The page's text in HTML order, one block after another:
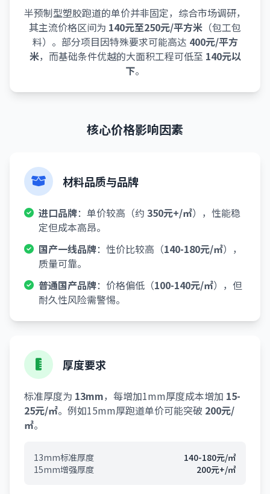
半预制型塑胶跑道的单价并非固定，综合市场调研，
其主流价格区间为 140元至250元/平方米 （包工包
料）。部分项目因特殊要求可能高达 400元/平方
米，而基础条件优越的大面积工程可低至 140元以
下。
核心价格影响因素
材料品质与品牌
进口品牌：单价较高（约 350元+/㎡），性能稳
定但成本高昂。
国产一线品牌：性价比较高（140-180元/㎡），
质量可靠。
普通国产品牌：价格偏低（100-140元/㎡），但
耐久性风险需警惕。
厚度要求
标准厚度为 13mm，每增加1mm厚度成本增加 15-
25元/㎡。例如15mm厚跑道单价可能突破 200元/
㎡。
13mm标准厚度
15mm增强厚度
140-180元/㎡
200元+/㎡